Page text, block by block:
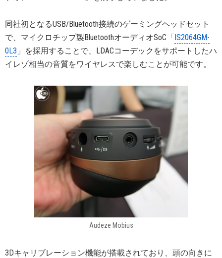
同社初となるUSB/Bluetooth接続のゲーミングヘッドセット
で、マイクロチップ製BluetoothオーディオSoC「IS2064GM-
0L3 」を採用することで、LDACコーデックをサポートしたハ
イレゾ相当の音質をワイヤレスで楽しむことが可能です。
Audeze Mobius
3Dキャリブレーション機能が搭載されており、頭の向きに